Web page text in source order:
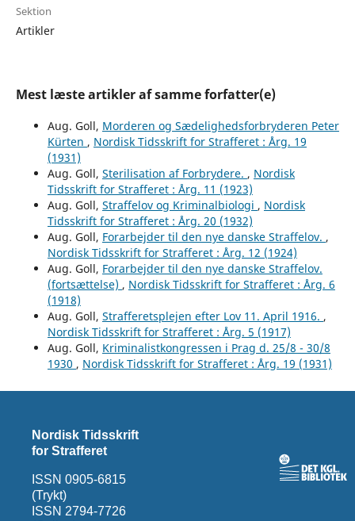
Sektion
Artikler
Mest læste artikler af samme forfatter(e)
Aug. Goll, Morderen og Sædelighedsforbryderen Peter
Kürten , Nordisk Tidsskrift for Strafferet : Årg. 19
(1931)
Aug. Goll, Sterilisation af Forbrydere. , Nordisk
Tidsskrift for Strafferet : Årg. 11 (1923)
Aug. Goll, Straffelov og Kriminalbiologi , Nordisk
Tidsskrift for Strafferet : Årg. 20 (1932)
Aug. Goll, Forarbejder til den nye danske Straffelov. ,
Nordisk Tidsskrift for Strafferet : Årg. 12 (1924)
Aug. Goll, Forarbejder til den nye danske Straffelov.
(fortsættelse) , Nordisk Tidsskrift for Strafferet : Årg. 6
(1918)
Aug. Goll, Strafferetsplejen efter Lov 11. April 1916. ,
Nordisk Tidsskrift for Strafferet : Årg. 5 (1917)
Aug. Goll, Kriminalistkongressen i Prag d. 25/8 - 30/8
1930 , Nordisk Tidsskrift for Strafferet : Årg. 19 (1931)
Nordisk Tidsskrift
for Strafferet
ISSN 0905-6815
(Trykt)
ISSN 2794-7726